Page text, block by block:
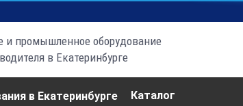
и промышленное оборудование
в Екатеринбурге
Каталог